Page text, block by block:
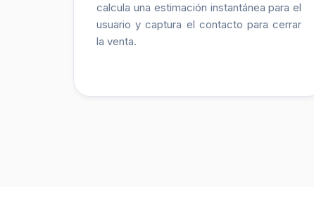
calcula una estimación instantánea para el
usuario y captura el contacto para cerrar
la venta.